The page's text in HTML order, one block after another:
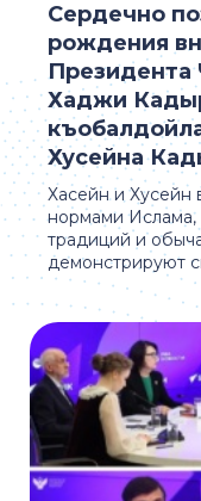
Хасейн и Хусейн
нормами Ислама,
традиций и
демонстрируют
Сердечно
рождения
Президента
Хаджи
Хусейна